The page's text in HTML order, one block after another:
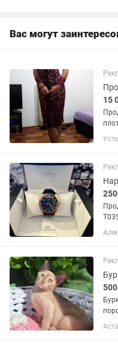
Вас могут
15